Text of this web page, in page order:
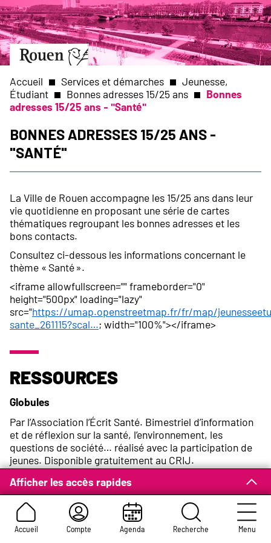
Aller
au
contenu
principal
Aller
à
page
d’accueil
Slide
1
of
1
Accueil Compte Agenda Recherche Menu
d'Ariane
Accueil Services et démarches
Jeunesse,
Étudiant
Bonnes adresses 15/25 ans
Bonnes
adresses 15/25 ans - "Santé"
Bonnes adresses 15/25 ans -
"Santé"
Afficher les accès rapides
La Ville de Rouen accompagne les 15/25 ans dans leur
vie quotidienne en proposant une série de cartes
thématiques regroupant les bonnes adresses et les
bons contacts.
Consultez ci-dessous les informations concernant le
thème « Santé ».
<iframe allowfullscreen="" frameborder="0"
height="500px" loading="lazy"
src="https://umap.openstreetmap.fr/fr/map/
sante_261115?scal…; width="100%"></iframe>
Ressources
Globules
Par l’Association l’Écrit Santé. Bimestriel d’information
et de réflexion sur la santé, l’environnement, les
questions de société… réalisé avec la participation de
jeunes. Disponible gratuitement au CRIJ.
115 boulevard de l’Europe
Tel :02 35 07 45 85
Site Internet :www.globules.com
Instance régionale d’éducation et de promotion de la